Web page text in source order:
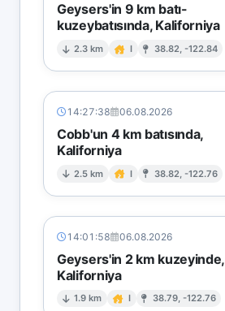
Geysers'in 9 km batı-
kuzeybatısında, Kaliforniya
2.3 km I 38.82, -122.84
14:27:38 06.08.2026
Cobb'un 4 km batısında,
Kaliforniya
2.5 km I 38.82, -122.76
14:01:58 06.08.2026
Geysers'in 2 km kuzeyinde,
Kaliforniya
1.9 km I 38.79, -122.76